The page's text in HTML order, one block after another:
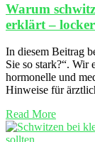
Warum
erklärt –
In diesem Beitrag
Sie so stark?“. Wir
hormonelle und
Hinweise für
Read More